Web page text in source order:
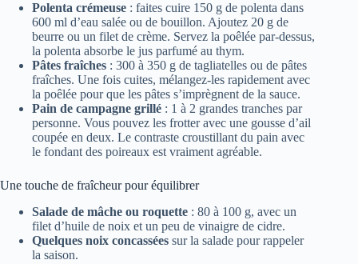
Polenta crémeuse : faites cuire 150 g de polenta dans
600 ml d’eau salée ou de bouillon. Ajoutez 20 g de
beurre ou un filet de crème. Servez la poêlée par-dessus,
la polenta absorbe le jus parfumé au thym.
Pâtes fraîches : 300 à 350 g de tagliatelles ou de pâtes
fraîches. Une fois cuites, mélangez-les rapidement avec
la poêlée pour que les pâtes s’imprègnent de la sauce.
Pain de campagne grillé : 1 à 2 grandes tranches par
personne. Vous pouvez les frotter avec une gousse d’ail
coupée en deux. Le contraste croustillant du pain avec
le fondant des poireaux est vraiment agréable.
Une touche de fraîcheur pour équilibrer
Salade de mâche ou roquette : 80 à 100 g, avec un
filet d’huile de noix et un peu de vinaigre de cidre.
Quelques noix concassées sur la salade pour rappeler
la saison.